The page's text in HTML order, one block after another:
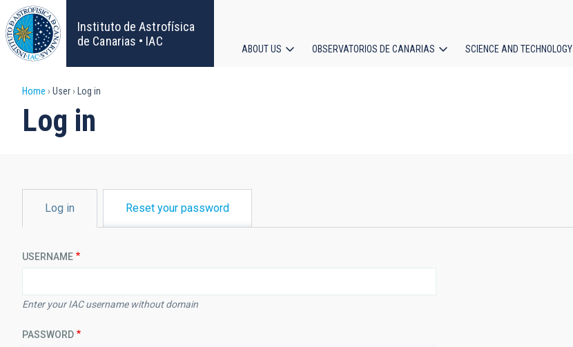
Skip
to
main
content
Instituto de Astrofísica
de Canarias • IAC
ABOUT US OBSERVATORIOS DE CANARIAS SCIENCE AND TECHNOLOGY
Breadcrumb
Home User Log in
Log in
TABSLog in Reset your password
USERNAME
Enter your IAC username without domain
PASSWORD